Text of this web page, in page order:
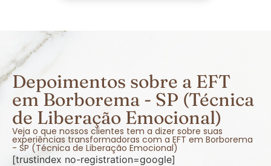
Depoimentos sobre a EFT
em Borborema - SP (Técnica
de Liberação Emocional)
Veja o que nossos clientes tem a dizer sobre suas
experiências transformadoras com a EFT em Borborema
- SP (Técnica de Liberação Emocional)
[trustindex no-registration=google]